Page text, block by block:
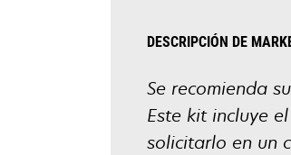
DESCRIPCIÓN DE
Se recomienda
Este kit incluye
solicitarlo en un